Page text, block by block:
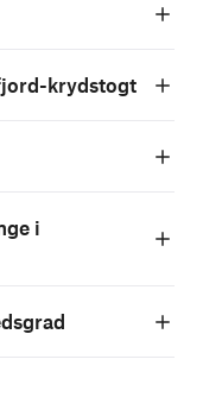
krydstogt
i